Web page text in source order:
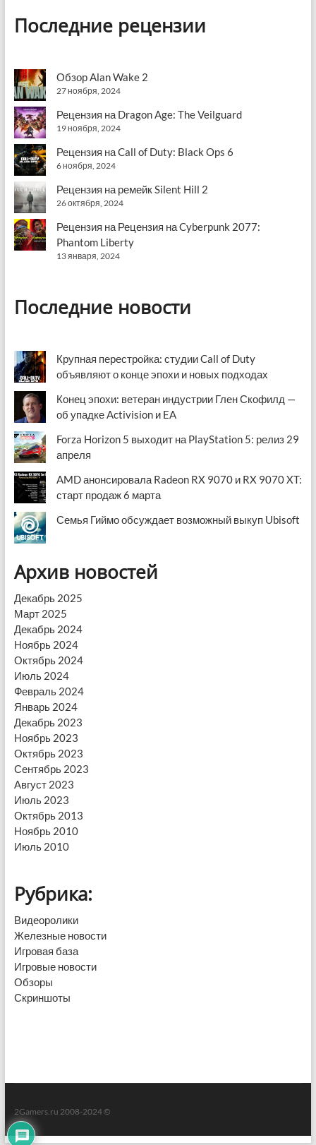
Последние рецензии
Обзор Alan Wake 2
27 ноября, 2024
Рецензия на Dragon Age: The Veilguard
19 ноября, 2024
Рецензия на Call of Duty: Black Ops 6
6 ноября, 2024
Рецензия на ремейк Silent Hill 2
26 октября, 2024
Рецензия на Рецензия на Cyberpunk 2077:
Phantom Liberty
13 января, 2024
Последние новости
Крупная перестройка: студии Call of Duty
объявляют о конце эпохи и новых подходах
Конец эпохи: ветеран индустрии Глен Скофилд —
об упадке Activision и EA
Forza Horizon 5 выходит на PlayStation 5: релиз 29
апреля
AMD анонсировала Radeon RX 9070 и RX 9070 XT:
старт продаж 6 марта
Семья Гиймо обсуждает возможный выкуп Ubisoft
Архив новостей
Декабрь 2025
Март 2025
Декабрь 2024
Ноябрь 2024
Октябрь 2024
Июль 2024
Февраль 2024
Январь 2024
Декабрь 2023
Ноябрь 2023
Октябрь 2023
Сентябрь 2023
Август 2023
Июль 2023
Октябрь 2013
Ноябрь 2010
Июль 2010
Рубрика:
Видеоролики
Железные новости
Игровая база
Игровые новости
Обзоры
Скриншоты
2Gamers.ru 2008-2024 ©